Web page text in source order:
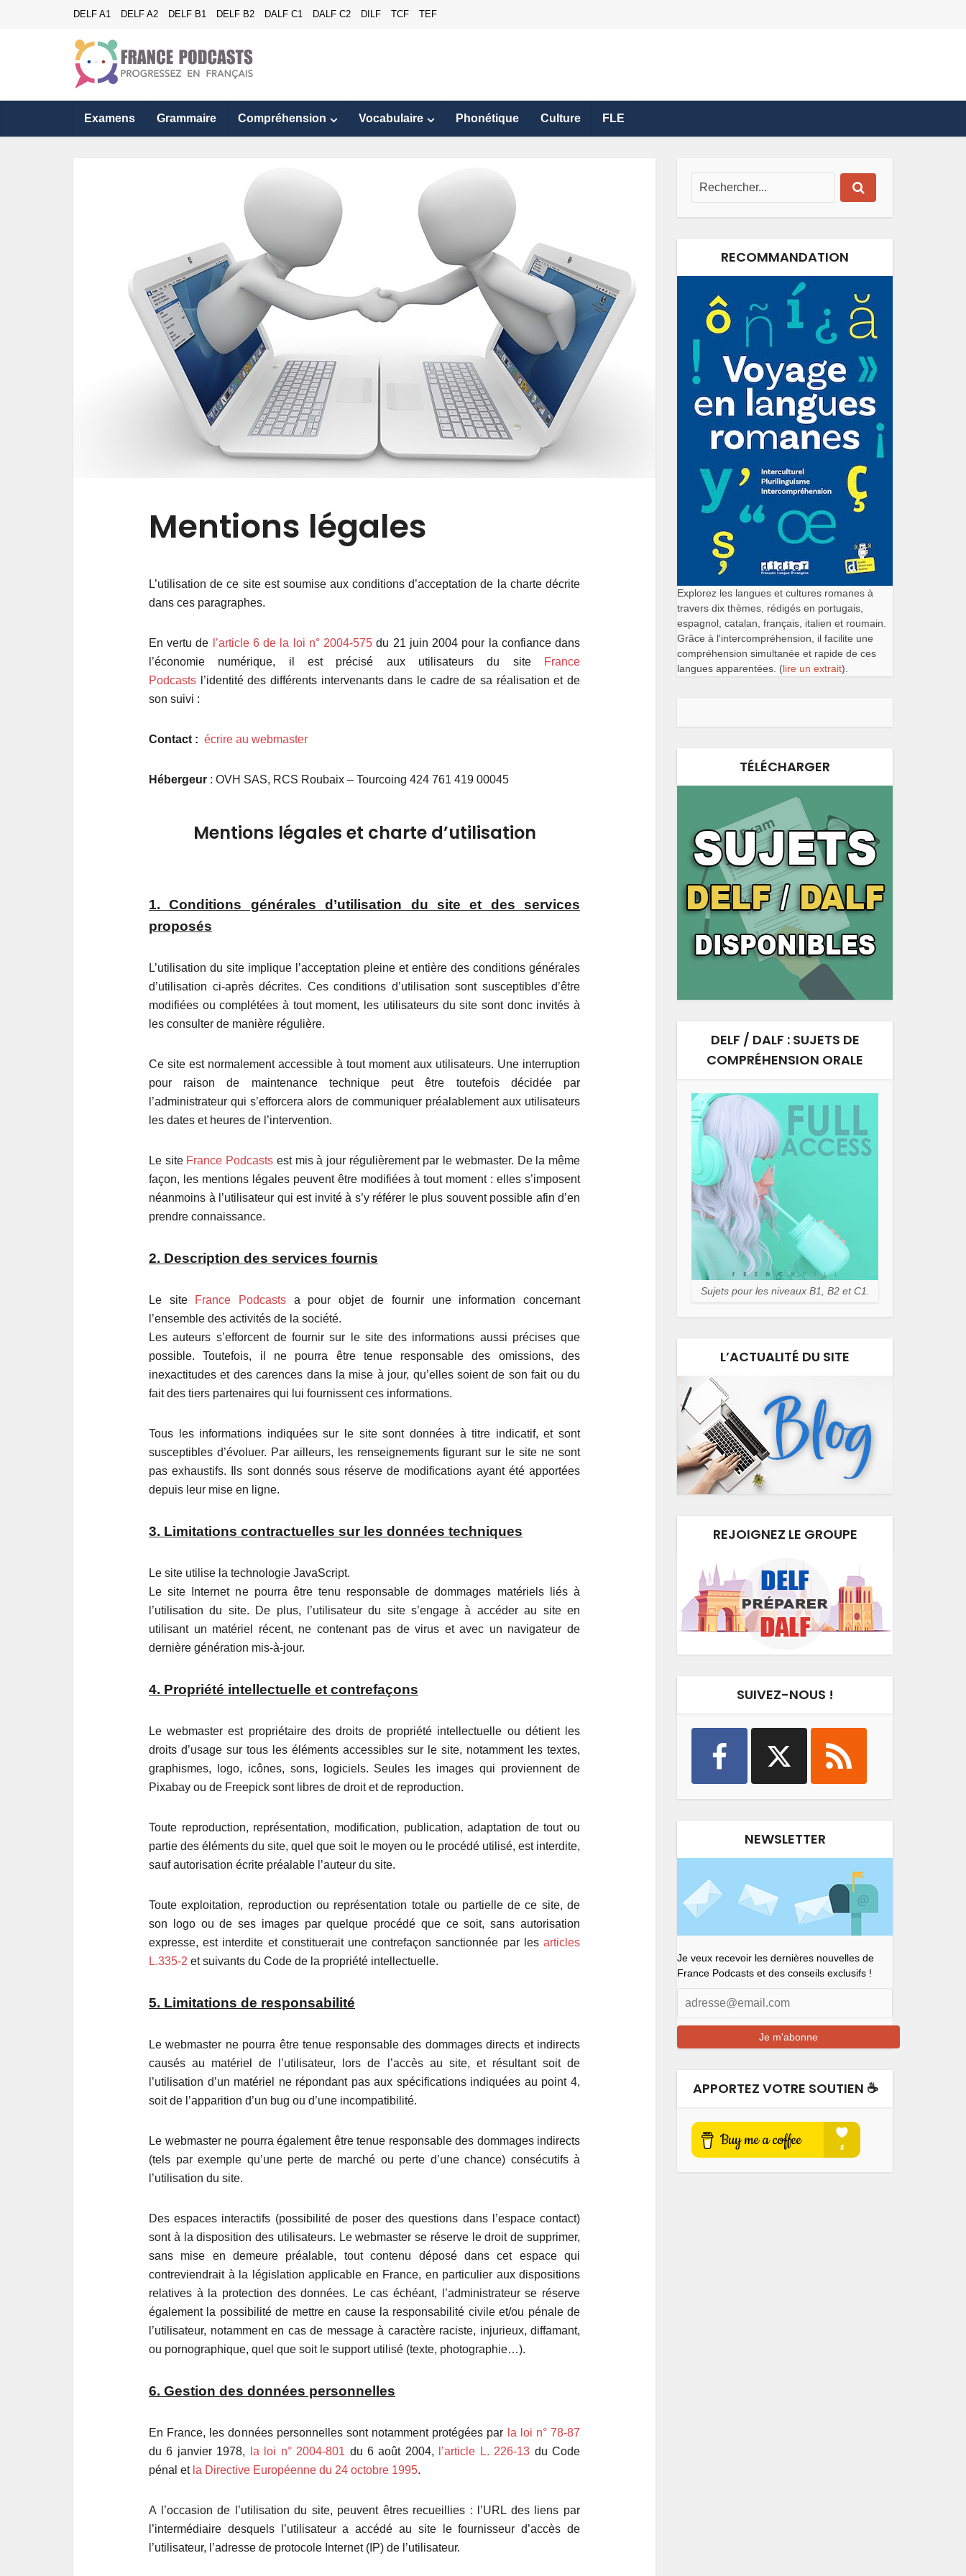
DELF A1 DELF A2 DELF B1 DELF B2 DALF C1 DALF C2 DILF TCF TEF
Examens Grammaire Compréhension Vocabulaire Phonétique Culture FLE
Mentions légales
L’utilisation de ce site est soumise aux conditions d’acceptation de la charte décrite
dans ces paragraphes.
En vertu de l’article 6 de la loi n° 2004-575 du 21 juin 2004 pour la confiance dans
l’économie numérique, il est précisé aux utilisateurs du site
France
Podcasts l’identité des différents intervenants dans le cadre de sa réalisation et de
son suivi :
Contact : écrire au webmaster
Hébergeur : OVH SAS, RCS Roubaix – Tourcoing 424 761 419 00045
Mentions légales et charte d’utilisation
1. Conditions générales d’utilisation du site et des services
proposés
L’utilisation du site implique l’acceptation pleine et entière des conditions générales
d’utilisation ci-après décrites. Ces conditions d’utilisation sont susceptibles d’être
modifiées ou complétées à tout moment, les utilisateurs du site sont donc invités à
les consulter de manière régulière.
Ce site est normalement accessible à tout moment aux utilisateurs. Une interruption
pour raison de maintenance technique peut être toutefois décidée par
l’administrateur qui s’efforcera alors de communiquer préalablement aux utilisateurs
les dates et heures de l’intervention.
Le site France Podcasts est mis à jour régulièrement par le webmaster. De la même
façon, les mentions légales peuvent être modifiées à tout moment : elles s’imposent
néanmoins à l’utilisateur qui est invité à s’y référer le plus souvent possible afin d’en
prendre connaissance.
2. Description des services fournis
Le site France Podcastsa pour objet de fournir une information concernant
l’ensemble des activités de la société.
Les auteurs s’efforcent de fournir sur le site des informations aussi précises que
possible. Toutefois, il ne pourra être tenue responsable des omissions, des
inexactitudes et des carences dans la mise à jour, qu’elles soient de son fait ou du
fait des tiers partenaires qui lui fournissent ces informations.
Tous les informations indiquées sur le site sont données à titre indicatif, et sont
susceptibles d’évoluer. Par ailleurs, les renseignements figurant sur le site ne sont
pas exhaustifs. Ils sont donnés sous réserve de modifications ayant été apportées
depuis leur mise en ligne.
3. Limitations contractuelles sur les données techniques
Le site utilise la technologie JavaScript.
Le site Internet ne pourra être tenu responsable de dommages matériels liés à
l’utilisation du site. De plus, l’utilisateur du site s’engage à accéder au site en
utilisant un matériel récent, ne contenant pas de virus et avec un navigateur de
dernière génération mis-à-jour.
4. Propriété intellectuelle et contrefaçons
Le webmaster est propriétaire des droits de propriété intellectuelle ou détient les
droits d’usage sur tous les éléments accessibles sur le site, notamment les textes,
graphismes, logo, icônes, sons, logiciels. Seules les images qui proviennent de
Pixabay ou de Freepick sont libres de droit et de reproduction.
Toute reproduction, représentation, modification, publication, adaptation de tout ou
partie des éléments du site, quel que soit le moyen ou le procédé utilisé, est interdite,
sauf autorisation écrite préalable l’auteur du site.
Toute exploitation, reproduction ou représentation totale ou partielle de ce site, de
son logo ou de ses images par quelque procédé que ce soit, sans autorisation
expresse, est interdite et constituerait une contrefaçon sanctionnée par les articles
L.335-2 et suivants du Code de la propriété intellectuelle.
5. Limitations de responsabilité
Le webmaster ne pourra être tenue responsable des dommages directs et indirects
causés au matériel de l’utilisateur, lors de l’accès au site, et résultant soit de
l’utilisation d’un matériel ne répondant pas aux spécifications indiquées au point 4,
soit de l’apparition d’un bug ou d’une incompatibilité.
Le webmaster ne pourra également être tenue responsable des dommages indirects
(tels par exemple qu’une perte de marché ou perte d’une chance) consécutifs à
l’utilisation du site.
Des espaces interactifs (possibilité de poser des questions dans l’espace contact)
sont à la disposition des utilisateurs. Le webmaster se réserve le droit de supprimer,
sans mise en demeure préalable, tout contenu déposé dans cet espace qui
contreviendrait à la législation applicable en France, en particulier aux dispositions
relatives à la protection des données. Le cas échéant, l’administrateur se réserve
également la possibilité de mettre en cause la responsabilité civile et/ou pénale de
l’utilisateur, notamment en cas de message à caractère raciste, injurieux, diffamant,
ou pornographique, quel que soit le support utilisé (texte, photographie…).
6. Gestion des données personnelles
En France, les données personnelles sont notamment protégées par la loi n° 78-87
du 6 janvier 1978,
la loi n° 2004-801 du 6 août 2004, l’article L. 226-13 du Code
pénal et la Directive Européenne du 24 octobre 1995.
A l’occasion de l’utilisation du site, peuvent êtres recueillies : l’URL des liens par
l’intermédiaire desquels l’utilisateur a accédé au site le fournisseur d’accès de
l’utilisateur, l’adresse de protocole Internet (IP) de l’utilisateur.
RECOMMANDATION
Explorez les langues et cultures romanes à
travers dix thèmes, rédigés en portugais,
espagnol, catalan, français, italien et roumain.
Grâce à l'intercompréhension, il facilite une
compréhension simultanée et rapide de ces
langues apparentées. (lire un extrait).
TÉLÉCHARGER
DELF / DALF : SUJETS DE
COMPRÉHENSION ORALE
Sujets pour les niveaux B1, B2 et C1.
L’ACTUALITÉ DU SITE
REJOIGNEZ LE GROUPE
SUIVEZ-NOUS !
NEWSLETTER
Je veux recevoir les dernières nouvelles de
France Podcasts et des conseils exclusifs !
APPORTEZ VOTRE SOUTIEN ☕️